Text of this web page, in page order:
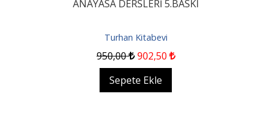
ANAYASA DERSLERİ 5.BASKI
Turhan Kitabevi
950,00 902,50
Sepete Ekle